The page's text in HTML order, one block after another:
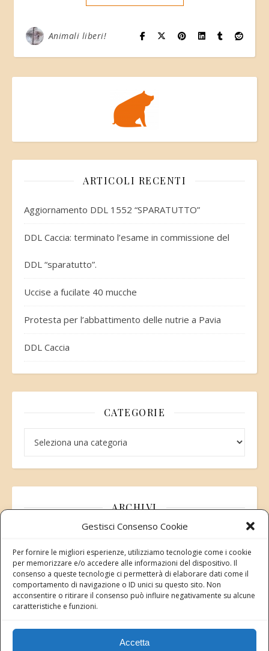
Gestisci Consenso Cookie
Per fornire le migliori esperienze, utilizziamo tecnologie come i cookie
per memorizzare e/o accedere alle informazioni del dispositivo. Il
consenso a queste tecnologie ci permetterà di elaborare dati come il
comportamento di navigazione o ID unici su questo sito. Non
acconsentire o ritirare il consenso può influire negativamente su alcune
caratteristiche e funzioni.
Accetta
Animali liberi!
ARTICOLI RECENTI
Aggiornamento DDL 1552 “SPARATUTTO”
DDL Caccia: terminato l’esame in commissione del
DDL “sparatutto”.
Uccise a fucilate 40 mucche
Protesta per l’abbattimento delle nutrie a Pavia
DDL Caccia
CATEGORIE
ARCHIVI
Modifica consenso
Stato attuale: Negato